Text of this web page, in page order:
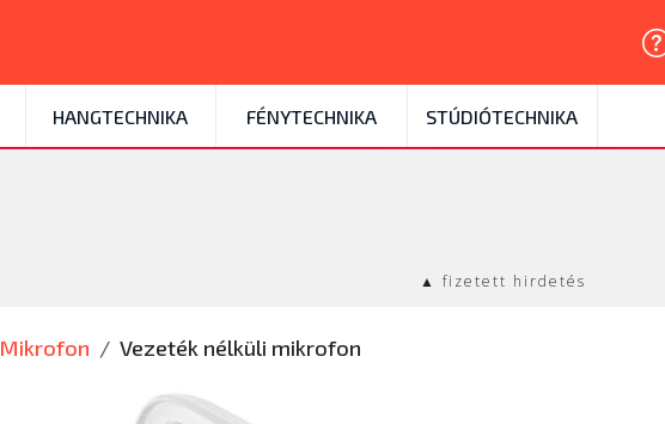
HANGTECHNIKA FÉNYTECHNIKA STÚDIÓTECHNIKA
▲ fizetett hirdetés
Mikrofon Vezeték nélküli mikrofon